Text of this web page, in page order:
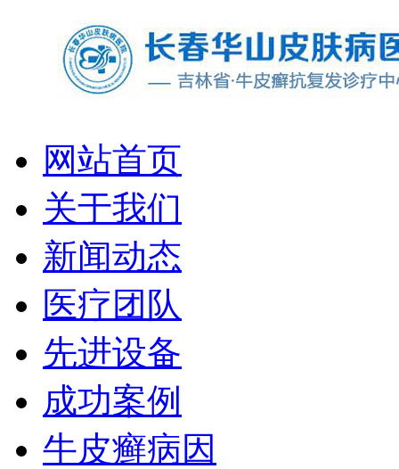
网站首页
关于我们
新闻动态
医疗团队
先进设备
成功案例
牛皮癣病因